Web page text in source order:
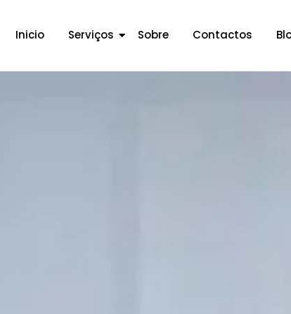
Inicio Serviços Sobre Contactos